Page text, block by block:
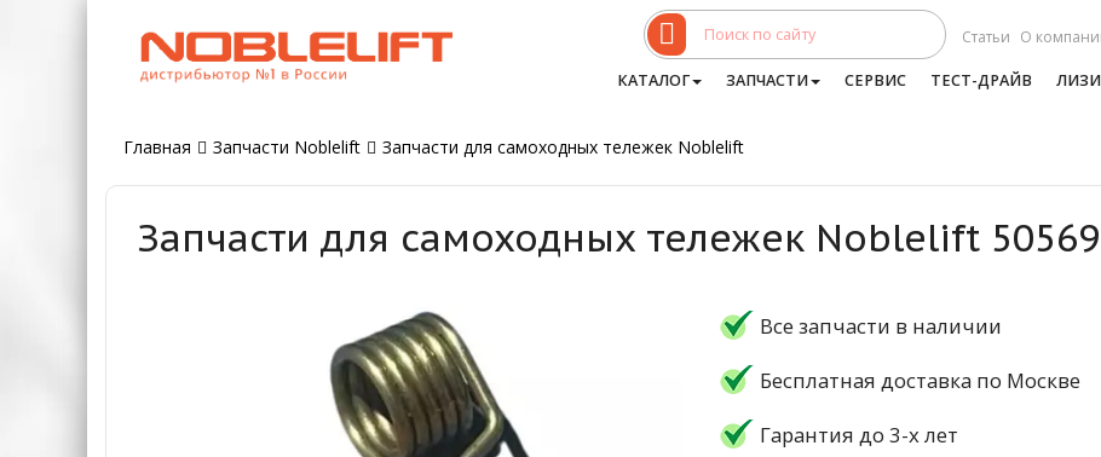
Статьи О
КАТАЛОГ ЗАПЧАСТИ СЕРВИС ТЕСТ-ДРАЙВ
Главная Запчасти Noblelift Запчасти для самоходных тележек Noblelift
Запчасти для самоходных тележек Noblelift
Все запчасти в наличии
Бесплатная доставка по Москве
Гарантия до 3-х лет